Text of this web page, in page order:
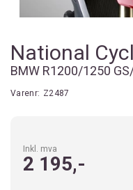
National
BMW R1200/1250
Varenr: Z2487
Inkl. mva
2 195,-